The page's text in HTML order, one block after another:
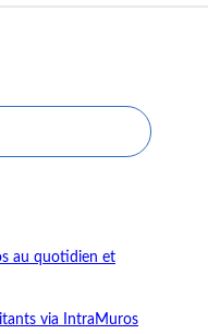
au quotidien et
via IntraMuros